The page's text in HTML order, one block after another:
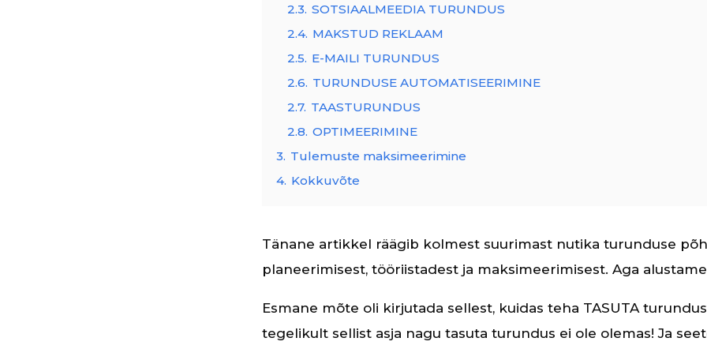
2.3. SOTSIAALMEEDIA TURUNDUS
2.4. MAKSTUD REKLAAM
2.5. E-MAILI TURUNDUS
2.6. TURUNDUSE AUTOMATISEERIMINE
2.7. TAASTURUNDUS
2.8. OPTIMEERIMINE
3. Tulemuste maksimeerimine
4. Kokkuvõte
Tänane artikkel räägib kolmest suurimast nutika turunduse
planeerimisest, tööriistadest ja maksimeerimisest. Aga
Esmane mõte oli kirjutada sellest, kuidas teha TASUTA
tegelikult sellist asja nagu tasuta turundus ei ole olemas! Ja